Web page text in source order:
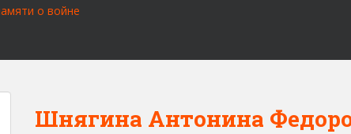
Шнягина Антонина